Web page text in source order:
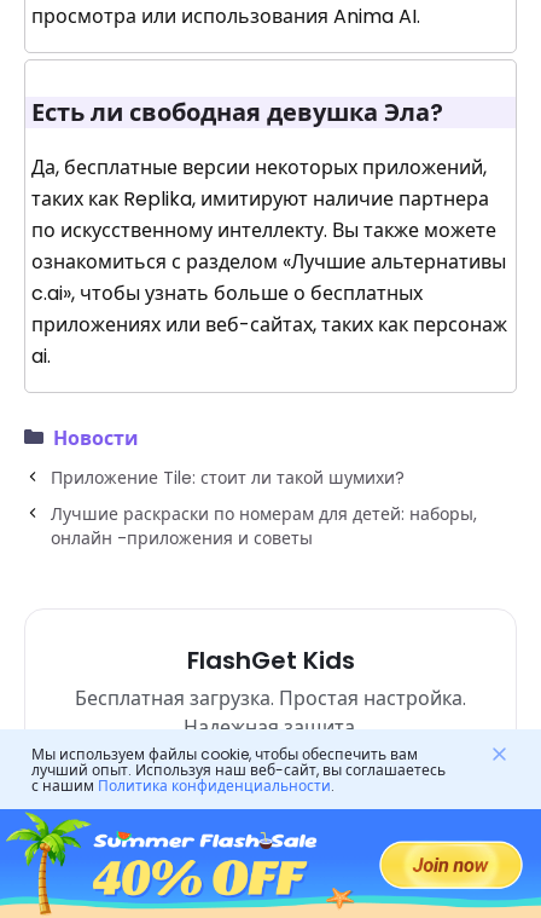
просмотра или использования Anima AI.
Есть ли свободная девушка Эла?
Да, бесплатные версии некоторых приложений,
таких как Replika, имитируют наличие партнера
по искусственному интеллекту. Вы также можете
ознакомиться с разделом «Лучшие альтернативы
c.ai», чтобы узнать больше о бесплатных
приложениях или веб-сайтах, таких как персонаж
ai.
Новости
Приложение Tile: стоит ли такой шумихи?
Лучшие раскраски по номерам для детей: наборы,
онлайн -приложения и советы
FlashGet Kids
Бесплатная загрузка. Простая настройка.
Надежная защита.
Попробуйте бесплатно
Мы используем файлы cookie, чтобы обеспечить вам
лучший опыт. Используя наш веб-сайт, вы соглашаетесь
с нашим Политика конфиденциальности.